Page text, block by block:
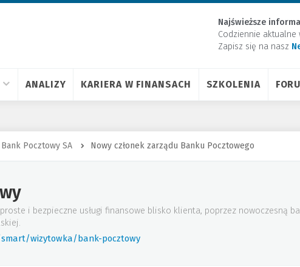
Najświeższe
Codziennie
Zapisz się na nasz
ANALIZY KARIERA W FINANSACH SZKOLENIA
Bank Pocztowy SA Nowy członek zarządu Banku Pocztowego
i bezpieczne usługi finansowe blisko klienta, poprzez nowoczesną
wizytowka/bank-pocztowy